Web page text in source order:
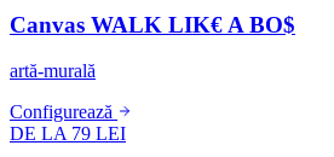
Canvas WALK LIK€ A BO$
artă-murală
Configurează
DE LA 79 LEI